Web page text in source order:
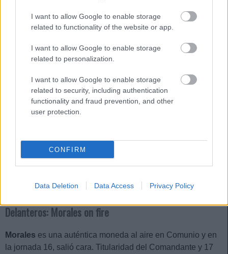
I want to allow Google to enable storage
related to functionality of the website or app.
I want to allow Google to enable storage
related to personalization.
I want to allow Google to enable storage
related to security, including authentication
functionality and fraud prevention, and other
user protection.
CONFIRM
Data Deletion Data Access Privacy Policy
Cierra el mejor centro del campo de la jornada
Yannick
cuarto pase de gol en las últimas tres jornadas, obteniendo
11 puntos Comunio.
Jugadores rentables tras la jornada 16
Muchos futbolistas han destacado
jornada 16 y que pueden ser
semanas por una posible subida
Delanteros: Morales on fire
Morales es una auténtica moneda al aire en Comunio y en
la jornada 16, salió cara. Titularidad del Comandante y 17